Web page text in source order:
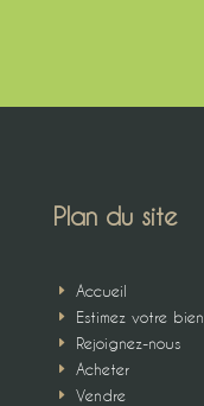
Plan du site
E Accueil
E Estimez votre bien
E Rejoignez-nous
E Acheter
E Vendre